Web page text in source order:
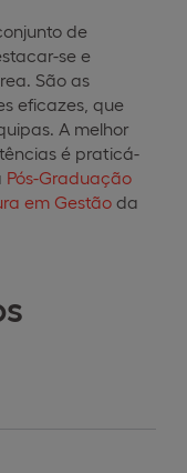
de
se e
São as
eficazes, que
A melhor
é praticá-
Pós-Graduação
em Gestão da